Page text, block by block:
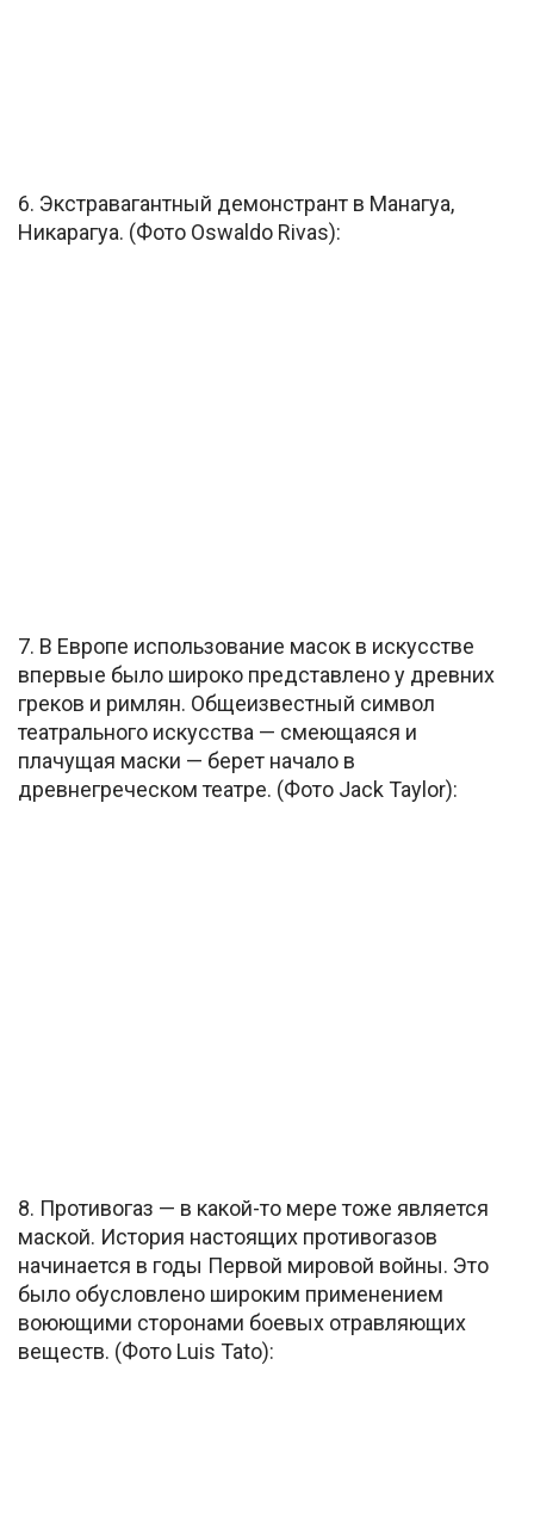
6. Экстравагантный демонстрант в Манагуа,
Никарагуа. (Фото Oswaldo Rivas):
7. В Европе использование масок в искусстве
впервые было широко представлено у древних
греков и римлян. Общеизвестный символ
театрального искусства — смеющаяся и
плачущая маски — берет начало в
древнегреческом театре. (Фото Jack Taylor):
8. Противогаз — в какой-то мере тоже является
маской. История настоящих противогазов
начинается в годы Первой мировой войны. Это
было обусловлено широким применением
воюющими сторонами боевых отравляющих
веществ. (Фото Luis Tato):